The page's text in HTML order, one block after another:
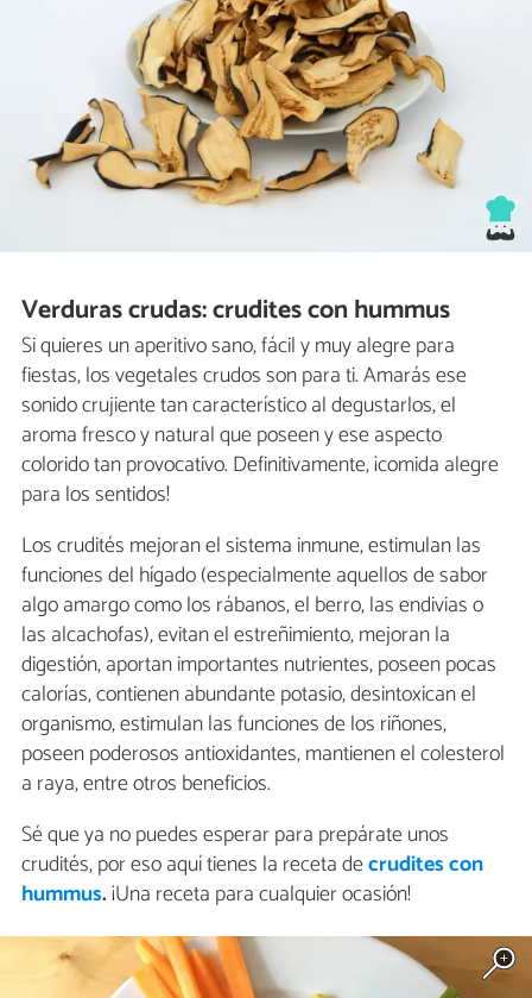
Verduras crudas: crudites con hummus
Si quieres un aperitivo sano, fácil y muy alegre para
fiestas, los vegetales crudos son para ti. Amarás ese
sonido crujiente tan característico al degustarlos, el
aroma fresco y natural que poseen y ese aspecto
colorido tan provocativo. Definitivamente, ¡comida alegre
para los sentidos!
Los crudités mejoran el sistema inmune, estimulan las
funciones del hígado (especialmente aquellos de sabor
algo amargo como los rábanos, el berro, las endivias o
las alcachofas), evitan el estreñimiento, mejoran la
digestión, aportan importantes nutrientes, poseen pocas
calorías, contienen abundante potasio, desintoxican el
organismo, estimulan las funciones de los riñones,
poseen poderosos antioxidantes, mantienen el colesterol
a raya, entre otros beneficios.
Sé que ya no puedes esperar para prepárate unos
crudités, por eso aquí tienes la receta decrudites con
hummus.¡Una receta para cualquier ocasión!